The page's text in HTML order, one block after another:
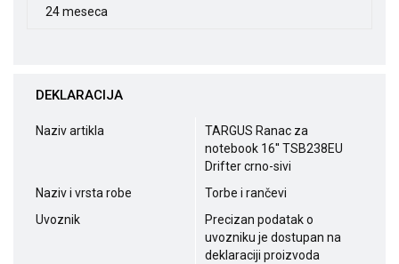
24 meseca
DEKLARACIJA
Naziv artikla
TARGUS Ranac za
notebook 16'' TSB238EU
Drifter crno-sivi
Naziv i vrsta robe
Torbe i rančevi
Uvoznik
Precizan podatak o
uvozniku je dostupan na
deklaraciji proizvoda